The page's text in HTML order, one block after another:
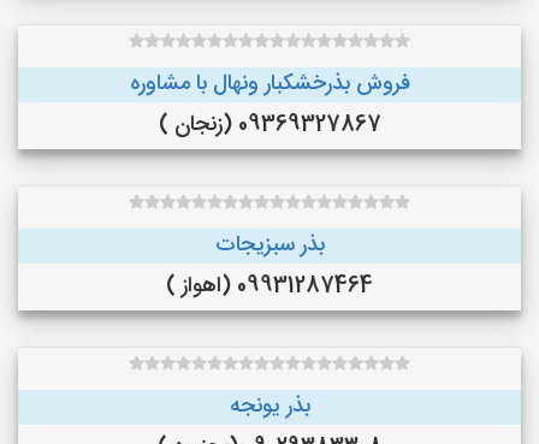
فروش بذرخشکبار ونهال با مشاوره
09369327867 (زنجان )
بذر سبزیجات
09931287464 (اهواز )
بذر یونجه